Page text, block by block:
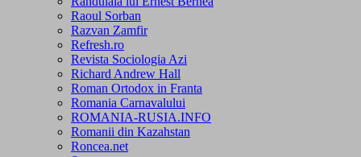
Raoul Sorban
Razvan Zamfir
Refresh.ro
Revista Sociologia Azi
Richard Andrew Hall
Roman Ortodox in Franta
Romania Carnavalului
ROMANIA-RUSIA.INFO
Romanii din Kazahstan
Roncea.net